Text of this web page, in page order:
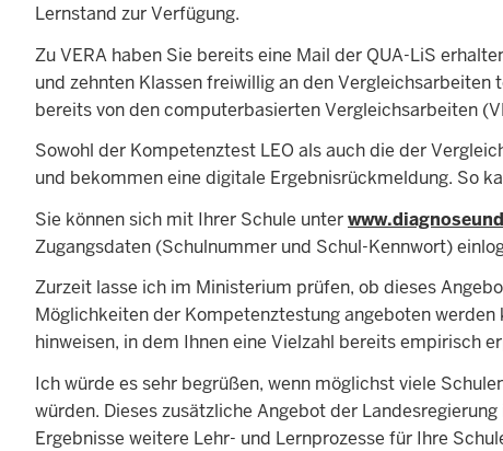
Lernstand zur Verfügung.
Zu VERA haben Sie bereits eine Mail der QUA-LiS
und zehnten Klassen freiwillig an den
bereits von den computerbasierten Vergleichsarbeiten
Sowohl der Kompetenztest LEO als auch die der
und bekommen eine digitale Ergebnisrückmeldung. So
Sie können sich mit Ihrer Schule unter
Zugangsdaten (Schulnummer und Schul-Kennwort)
Zurzeit lasse ich im Ministerium prüfen, ob dieses
Möglichkeiten der Kompetenztestung angeboten
hinweisen, in dem Ihnen eine Vielzahl bereits empirisch
Ich würde es sehr begrüßen, wenn möglichst viele
würden. Dieses zusätzliche Angebot der
Ergebnisse weitere Lehr- und Lernprozesse für Ihre